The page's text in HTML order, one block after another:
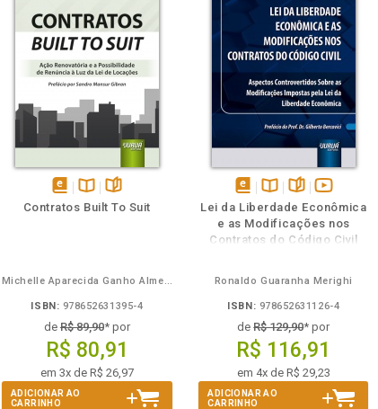
disponívelDisponível
páginas
Contratos Built To Suit
Michelle Aparecida Ganho Almeida
ISBN: 978652631395-4
de R$ 89,90* por
R$ 80,91
em 3x de R$ 26,97
ADICIONAR AO
CARRINHO
disponível
em
eBook
Disponível
na
B.V.
páginas
vídeo
da
obra
Lei da Liberdade Econômica
e as Modificações nos
Contratos do Código Civil
Ronaldo Guaranha Merighi
ISBN: 978652631126-4
deR$ 129,90* por
R$ 116,91
em 4x de R$ 29,23
ADICIONAR AO
CARRINHO
TambémFolheie